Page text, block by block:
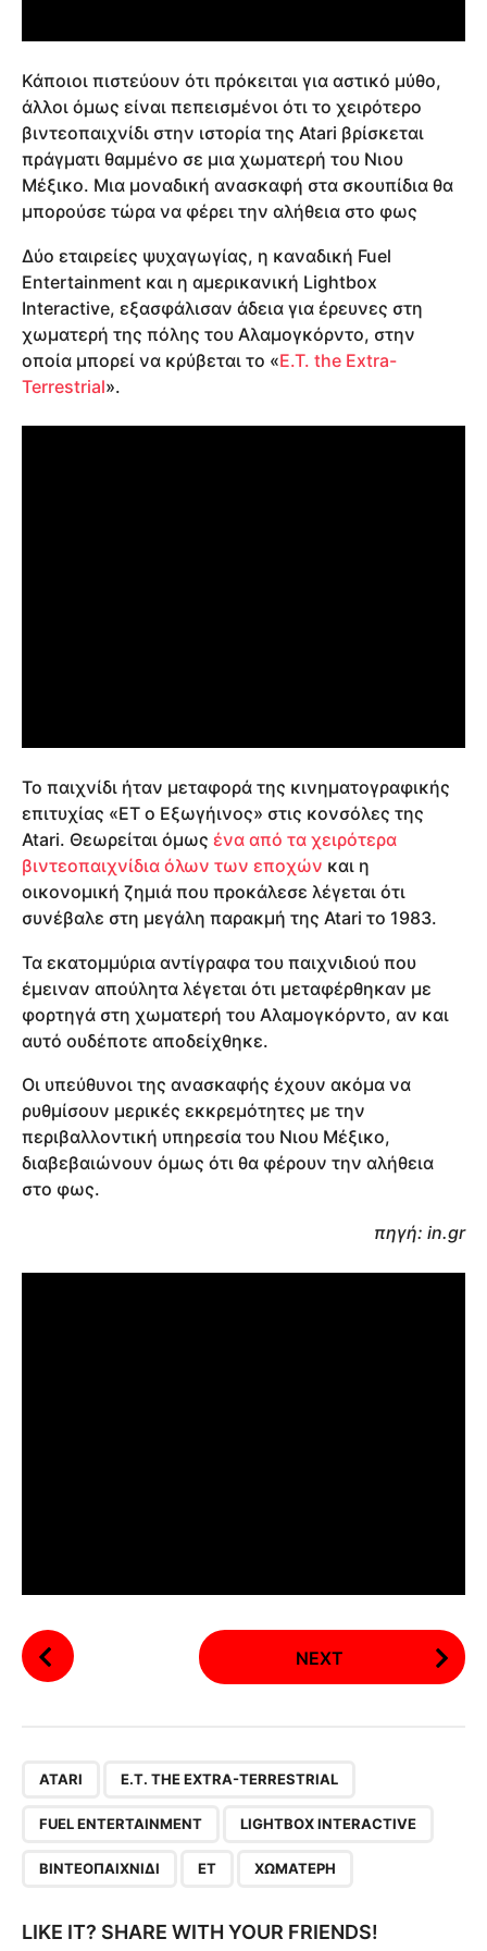
Κάποιοι πιστεύουν ότι πρόκειται για αστικό μύθο,
άλλοι όμως είναι πεπεισμένοι ότι το χειρότερο
βιντεοπαιχνίδι στην ιστορία της Atari βρίσκεται
πράγματι θαμμένο σε μια χωματερή του Νιου
Μέξικο. Μια μοναδική ανασκαφή στα σκουπίδια θα
μπορούσε τώρα να φέρει την αλήθεια στο φως
Δύο εταιρείες ψυχαγωγίας, η καναδική Fuel
Entertainment και η αμερικανική Lightbox
Interactive, εξασφάλισαν άδεια για έρευνες στη
χωματερή της πόλης του Αλαμογκόρντο, στην
οποία μπορεί να κρύβεται το «E.T. the Extra-
Terrestrial».
To παιχνίδι ήταν μεταφορά της κινηματογραφικής
επιτυχίας «ET ο Εξωγήινος» στις κονσόλες της
Atari. Θεωρείται όμως ένα από τα χειρότερα
βιντεοπαιχνίδια όλων των εποχών και η
οικονομική ζημιά που προκάλεσε λέγεται ότι
συνέβαλε στη μεγάλη παρακμή της Atari το 1983.
Τα εκατομμύρια αντίγραφα του παιχνιδιού που
έμειναν απούλητα λέγεται ότι μεταφέρθηκαν με
φορτηγά στη χωματερή του Αλαμογκόρντο, αν και
αυτό ουδέποτε αποδείχθηκε.
Οι υπεύθυνοι της ανασκαφής έχουν ακόμα να
ρυθμίσουν μερικές εκκρεμότητες με την
περιβαλλοντική υπηρεσία του Νιου Μέξικο,
διαβεβαιώνουν όμως ότι θα φέρουν την αλήθεια
στο φως.
πηγή: in.gr
P
o
t
NEXT
ATARI E.T. THE EXTRA-TERRESTRIAL
FUEL ENTERTAINMENT LIGHTBOX INTERACTIVE
ΒΙΝΤΕΟΠΑΙΧΝΊΔΙ ΕΤ ΧΩΜΑΤΕΡΉ
LIKE IT? SHARE WITH YOUR FRIENDS!